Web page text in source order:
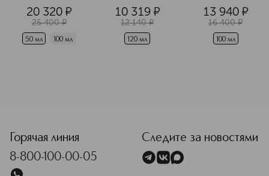
20 320 ¤
25 400 ¤
50 мл 100 мл
макияжа с глаз
и губ
10 319 ¤
12 140 ¤
120 мл
гуммирующий
13 940 ¤
16 400 ¤
100 мл
Горячая линия
8-800-100-00-05
Следите за новостями